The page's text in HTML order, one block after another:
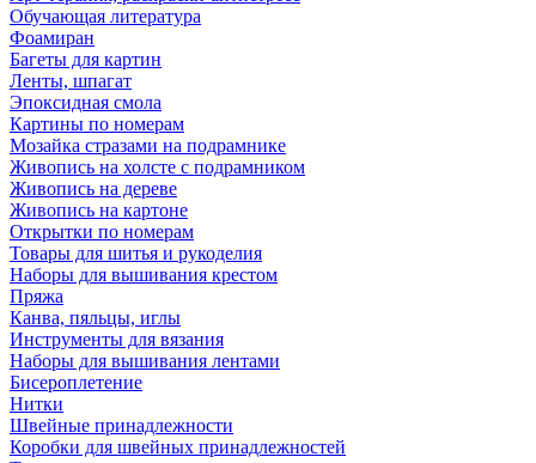
Обучающая литература
Фоамиран
Багеты для картин
Ленты, шпагат
Эпоксидная смола
Картины по номерам
Мозайка стразами на подрамнике
Живопись на холсте с подрамником
Живопись на дереве
Живопись на картоне
Открытки по номерам
Товары для шитья и рукоделия
Наборы для вышивания крестом
Пряжа
Канва, пяльцы, иглы
Инструменты для вязания
Наборы для вышивания лентами
Бисероплетение
Нитки
Швейные принадлежности
Коробки для швейных принадлежностей